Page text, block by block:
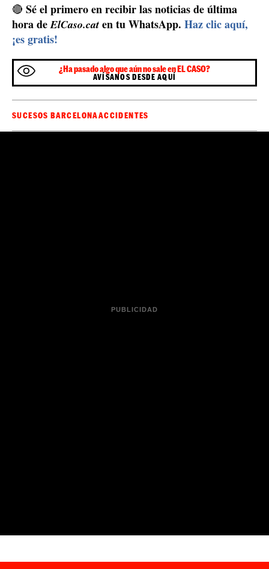
🔴 Sé el primero en recibir las noticias de última
hora deElCaso.cat en tu WhatsApp. Haz clic aquí,
¡es gratis!
¿Ha pasado algo que aún no sale en EL CASO?
AVÍSANOS DESDE AQUÍ
SUCESOS BARCELONAACCIDENTES